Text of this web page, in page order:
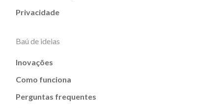
Privacidade
Baú de ideias
Inovações
Como funciona
Perguntas frequentes